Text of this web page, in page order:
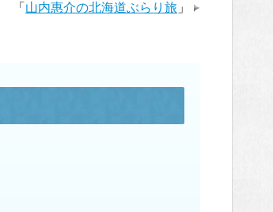
「 山内惠介の北海道ぶらり旅 」